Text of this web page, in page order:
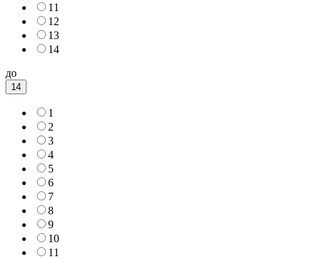
11
12
13
14
до
14
1
2
3
4
5
6
7
8
9
10
11